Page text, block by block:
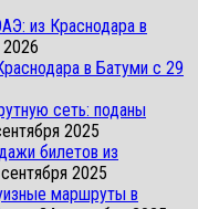
из Краснодара в
в Батуми с 29
сеть: поданы
2025
билетов из
2025
маршруты в